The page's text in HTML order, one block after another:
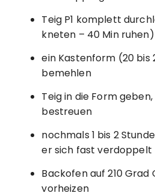
Teig P1 komplett
kneten – 40 Min ruhen)
ein Kastenform (20
bemehlen
Teig in die Form
bestreuen
nochmals 1 bis 2
er sich fast verdoppelt
Backofen auf 210
vorheizen